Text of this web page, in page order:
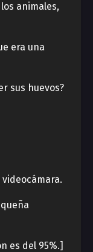
animales,
era una
sus huevos?
es del 95%.]